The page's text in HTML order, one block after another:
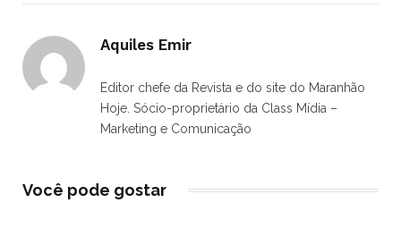
Aquiles Emir
Editor chefe da Revista e do site do Maranhão
Hoje. Sócio-proprietário da Class Mídia –
Marketing e Comunicação
Você pode gostar